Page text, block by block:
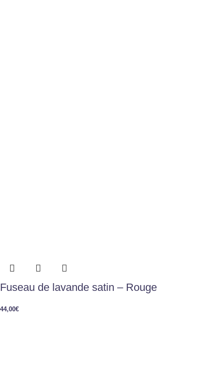
Fuseau de lavande satin – Rouge
44,00€